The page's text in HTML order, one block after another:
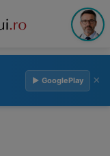
▶ GooglePlay ×